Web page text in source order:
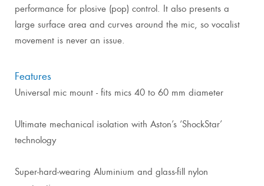
performance for plosive (pop) control. It also presents a
large surface area and curves around the mic, so vocalist
movement is never an issue.
Features
Universal mic mount - fits mics 40 to 60 mm diameter
Ultimate mechanical isolation with Aston’s ‘ShockStar’
technology
Super-hard-wearing Aluminium and glass-fill nylon